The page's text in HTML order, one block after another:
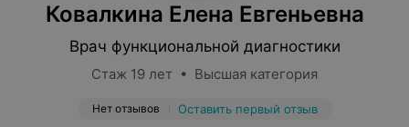
Ковалкина Елена Евгеньевна
Врач функциональной диагностики
Стаж 19 лет • Высшая категория
Нет отзывов Оставить первый отзыв